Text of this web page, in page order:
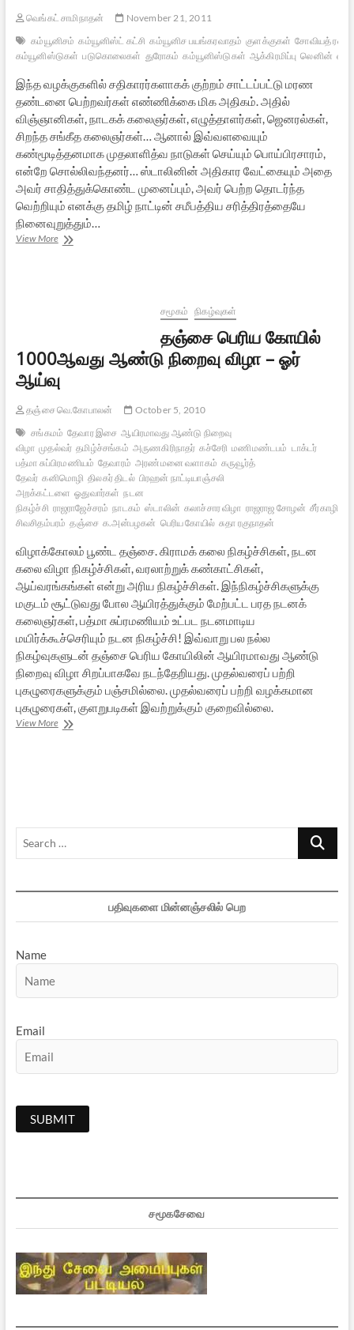
வெங்கட் சாமிநாதன்
November 21, 2011
கம்யூனிசம் கம்யூனிஸ்ட் கட்சி கம்யூனிச பயங்கரவாதம் குளக்குகள் சோவியத்
கம்யூனிஸ்டுகள் படுகொலைகள் துரோகம் கம்யூனிஸ்டுகள் ஆக்கிரமிப்பு லெனின்
இந்த வழக்குகளில் சதிகாரர்களாகக் குற்றம் சாட்டப்பட்டு மரண
தண்டனை பெற்றவர்கள் எண்ணிக்கை மிக அதிகம். அதில்
விஞ்ஞானிகள், நாடகக் கலைஞர்கள், எழுத்தாளர்கள், ஜெனரல்கள்,
சிறந்த சங்கீத கலைஞர்கள்… ஆனால் இவ்வளவையும்
கண்மூடித்தனமாக முதலாளித்வ நாடுகள் செய்யும் பொய்பிரசாரம்,
என்றே சொல்லிவந்தனர்… ஸ்டாலினின் அதிகார வேட்கையும் அதை
அவர் சாதித்துக்கொண்ட முனைப்பும், அவர் பெற்ற தொடர்ந்த
வெற்றியும் எனக்கு தமிழ் நாட்டின் சமீபத்திய சரித்திரத்தையே
நினைவுறுத்தும்…
View Moreஸ்டாலினும்,
சமூகம் நிகழ்வுகள்
தஞ்சை பெரிய கோயில்
1000ஆவது ஆண்டு நிறைவு விழா – ஓர்
ஆய்வு
தஞ்சை வெ.கோபாலன்
October 5, 2010
சங்கமம் தேவார இசை ஆயிரமாவது ஆண்டு நிறைவு
விழா முதல்வர் தமிழ்ச்சங்கம் அருணகிரிநாதர் கச்சேரி மணிமண்டபம் டாக்டர்
பத்மா சுப்பிரமணியம் தேவாரம் அரண்மனை வளாகம் கருவூர்த்
தேவர் கனிமொழி திலகர் திடல் பிரஹன் நாட்டியாஞ்சலி
அறக்கட்டளை ஓதுவார்கள் நடன
நிகழ்ச்சி ராஜராஜேச்சரம் நாடகம் ஸ்டாலின் கலாச்சார விழா ராஜராஜ சோழன் சீர்காழி
சிவசிதம்பரம் தஞ்சை க.அன்பழகன் பெரிய கோயில் சுதா ரகுநாதன்
விழாக்கோலம் பூண்ட தஞ்சை. கிராமக் கலை நிகழ்ச்சிகள், நடன
கலை விழா நிகழ்ச்சிகள், வரலாற்றுக் கண்காட்சிகள்,
ஆய்வரங்கங்கள் என்று அரிய நிகழ்ச்சிகள். இந்நிகழ்ச்சிகளுக்கு
மகுடம் சூட்டுவது போல ஆயிரத்துக்கும் மேற்பட்ட பரத நடனக்
கலைஞர்கள், பத்மா சுப்ரமணியம் உட்பட நடனமாடிய
மயிர்க்கூச்செரியும் நடன நிகழ்ச்சி! இவ்வாறு பல நல்ல
நிகழ்வுகளுடன் தஞ்சை பெரிய கோயிலின் ஆயிரமாவது ஆண்டு
நிறைவு விழா சிறப்பாகவே நடந்தேறியது. முதல்வரைப் பற்றி
புகழுரைகளுக்கும் பஞ்சமில்லை. முதல்வரைப் பற்றி வழக்கமான
புகழுரைகள், குளறுபடிகள் இவற்றுக்கும் குறைவில்லை.
View Moreதஞ்சை
ஆய்வு
Search
பதிவுகளை மின்னஞ்சலில் பெற
Name
Email
சமூகசேவை